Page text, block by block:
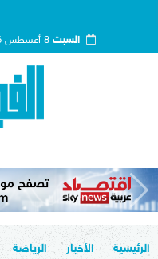
السبت8 أغسطس 2026
الرئيسية الأخبار الرياضة